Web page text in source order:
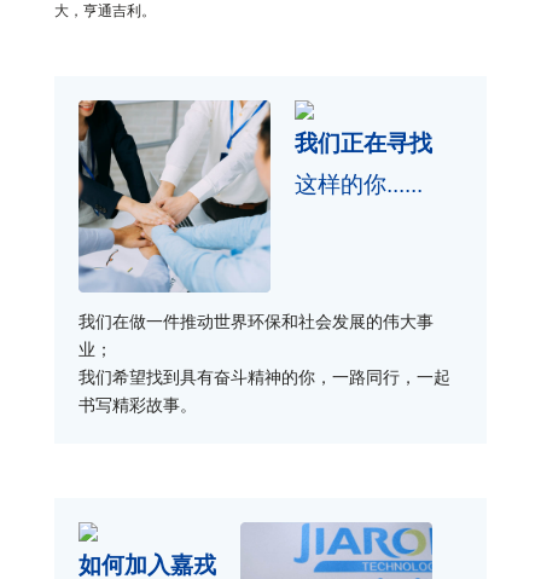
大，亨通吉利。
我们正在寻找
这样的你......
我们在做一件推动世界环保和社会发展的伟大事
业；
我们希望找到具有奋斗精神的你，一路同行，一起
书写精彩故事。
如何加入嘉戎